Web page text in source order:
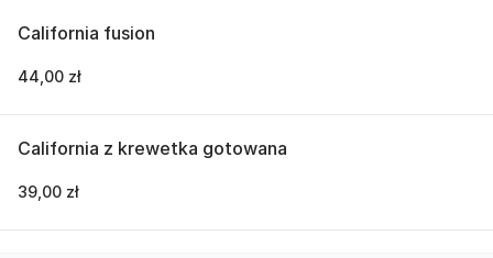
California fusion
44,00 zł
California z krewetka gotowana
39,00 zł